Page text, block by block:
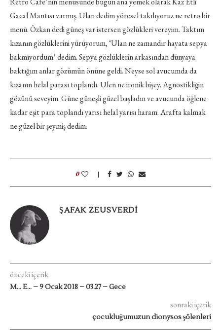
Gacal Mantısı varmış. Ulan dedim yöresel takılıyoruz ne retro bir
menü. Özkan dedi güneş var istersen gözlükleri vereyim. Taktım
kızanın gözlüklerini yürüyorum, ‘Ulan ne zamandır hayata sepya
bakmıyordum’ dedim. Sepya gözlüklerin arkasından dünyaya
baktığım anlar gözümün önüne geldi. Neyse sol avucumda da
kızanın helal parası toplandı. Ulen ne ironik bişey. Agnostikliğin
gözünü seveyim. Güne güneşli güzel başladın ve avucunda öğlene
kadar eşit para toplandı yarısı helal yarısı haram. Arafta kalmak
ne güzel bir şeymiş dedim.
0
ŞAFAK ZEUSVERDI
önceki içerik
M… E… – 9 Ocak 2018 – 03.27 – Gece
sonraki içerik
çocukluğumuzun dionysos şölenleri